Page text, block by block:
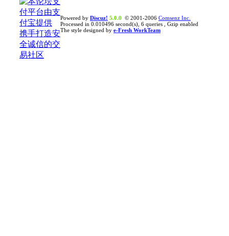
Powered by Discuz! 5.0.0 © 2001-2006 Comsenz Inc.
Processed in 0.010496 second(s), 6 queries , Gzip enabled
The style designed by e-Fresh WorkTeam